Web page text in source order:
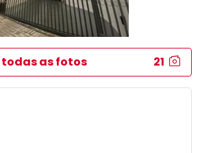
todas as fotos 21